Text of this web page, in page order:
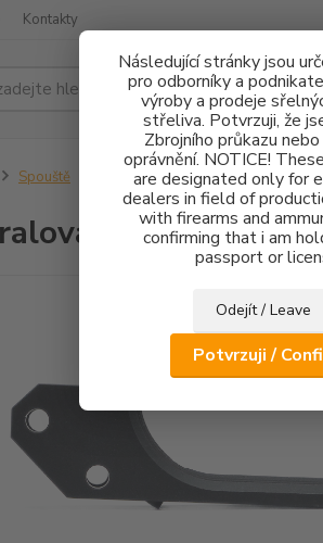
Následující stránky jsou
pro odborníky a
výroby a prodeje
střeliva. Potvrzuji, že
Zbrojního průkazu
oprávnění. NOTICE!
are designated only for
dealers in field of
with firearms and
confirming that i am
passport or
Odejít / Leave
Potvrzuji /
Kontakty
Spouště Duralová spoušť CZ 75 SA –
spoušť CZ 75